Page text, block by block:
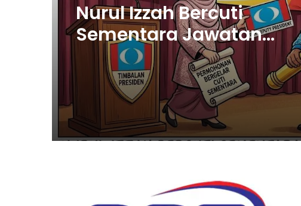
Penutupan Pangkalan
Haram Beri Impak Besar,
Kes Penyeludupan Petrol
dan Diesel Menjunam